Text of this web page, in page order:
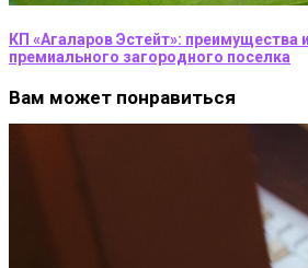
КП «Агаларов Эстейт»: преимущества
премиального загородного поселка
Вам может понравиться